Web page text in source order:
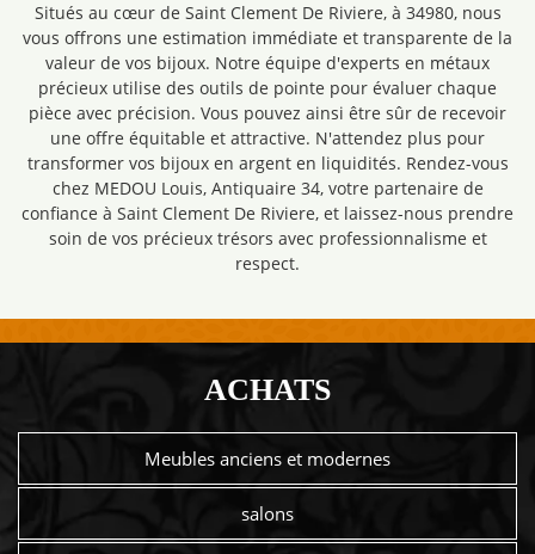
Situés au cœur de Saint Clement De Riviere, à 34980, nous
vous offrons une estimation immédiate et transparente de la
valeur de vos bijoux. Notre équipe d'experts en métaux
précieux utilise des outils de pointe pour évaluer chaque
pièce avec précision. Vous pouvez ainsi être sûr de recevoir
une offre équitable et attractive. N'attendez plus pour
transformer vos bijoux en argent en liquidités. Rendez-vous
chez MEDOU Louis, Antiquaire 34, votre partenaire de
confiance à Saint Clement De Riviere, et laissez-nous prendre
soin de vos précieux trésors avec professionnalisme et
respect.
ACHATS
Meubles anciens et modernes
salons